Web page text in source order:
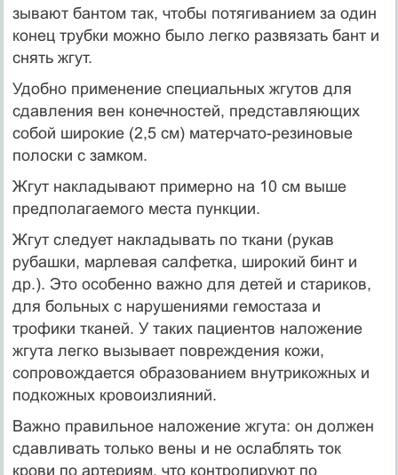
зывают бантом так, чтобы потягиванием за один
конец трубки можно было легко развязать бант и
снять жгут.
Удобно применение специальных жгутов для
сдавления вен конеч­ностей, представляющих
собой широкие (2,5 см) матерчато-резиновые
полоски с замком.
Жгут накладывают примерно на 10 см выше
предполагаемого места пункции.
Жгут следует накладывать по ткани (рукав
рубашки, марлевая салфетка, широкий бинт и
др.). Это особенно важно для детей и стариков,
для больных с нарушениями гемостаза и
трофики тканей. У таких пациентов наложение
жгута легко вызывает повреждения кожи,
сопровождается образованием внутрикожных и
подкожных кро­воизлияний.
Важно правильное наложение жгута: он должен
сдавливать только вены и не ослаблять ток
крови по артериям, что контролируют по